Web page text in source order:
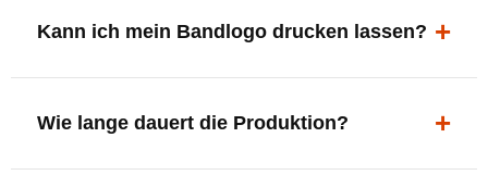
ergonomisch, sicher und gut sichtbar.
Kann ich mein Bandlogo drucken lassen?
deine Bühne, deine Marke.
Wie lange dauert die Produktion?